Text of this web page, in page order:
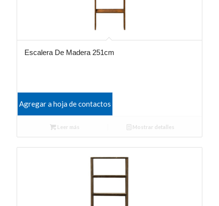
Escalera De Madera 251cm
Agregar a hoja de contactos
Leer más Mostrar detalles